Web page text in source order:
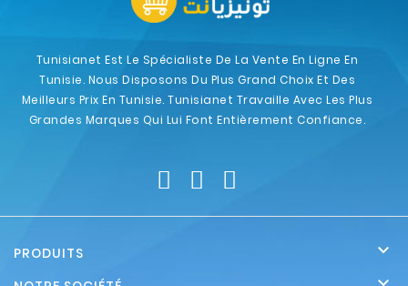
Tunisianet Est Le Spécialiste De La Vente En Ligne En
Tunisie. Nous Disposons Du Plus Grand Choix Et Des
Meilleurs Prix En Tunisie. Tunisianet Travaille Avec Les Plus
Grandes Marques Qui Lui Font Entièrement Confiance.
PRODUITS 